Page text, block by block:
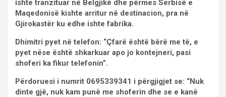
ishte tranzituar në Belgjikë dhe përmes Serbisë e
Maqedonisë kishte arritur në destinacion, pra në
Gjirokastër ku edhe ishte fabrika.
Dhimitri pyet në telefon: “Çfarë është bërë me të, e
pyet nëse është shkarkuar apo jo kontejneri, pasi
shoferi ka fikur telefonin”.
Përdoruesi i numrit 0695339341 i përgjigjet se: “Nuk
dinte gjë, nuk kam punë me shoferin dhe se e kanë